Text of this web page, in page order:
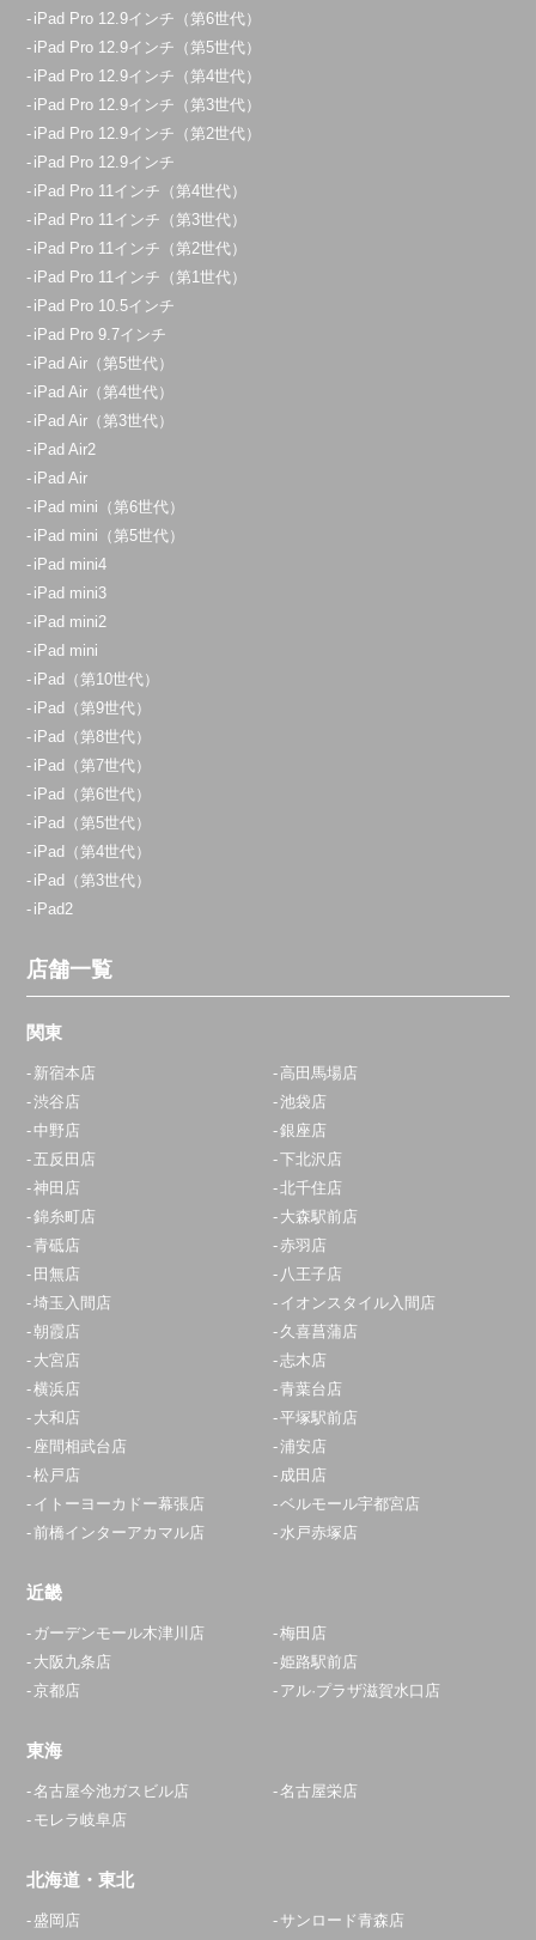
iPad Pro 12.9インチ（第6世代）
iPad Pro 12.9インチ（第5世代）
iPad Pro 12.9インチ（第4世代）
iPad Pro 12.9インチ（第3世代）
iPad Pro 12.9インチ（第2世代）
iPad Pro 12.9インチ
iPad Pro 11インチ（第4世代）
iPad Pro 11インチ（第3世代）
iPad Pro 11インチ（第2世代）
iPad Pro 11インチ（第1世代）
iPad Pro 10.5インチ
iPad Pro 9.7インチ
iPad Air（第5世代）
iPad Air（第4世代）
iPad Air（第3世代）
iPad Air2
iPad Air
iPad mini（第6世代）
iPad mini（第5世代）
iPad mini4
iPad mini3
iPad mini2
iPad mini
iPad（第10世代）
iPad（第9世代）
iPad（第8世代）
iPad（第7世代）
iPad（第6世代）
iPad（第5世代）
iPad（第4世代）
iPad（第3世代）
iPad2
店舗一覧
関東
新宿本店
高田馬場店
渋谷店
池袋店
中野店
銀座店
五反田店
下北沢店
神田店
北千住店
錦糸町店
大森駅前店
青砥店
赤羽店
田無店
八王子店
埼玉入間店
イオンスタイル入間店
朝霞店
久喜菖蒲店
大宮店
志木店
横浜店
青葉台店
大和店
平塚駅前店
座間相武台店
浦安店
松戸店
成田店
イトーヨーカドー幕張店
ベルモール宇都宮店
前橋インターアカマル店
水戸赤塚店
近畿
ガーデンモール木津川店
梅田店
大阪九条店
姫路駅前店
京都店
アル·プラザ滋賀水口店
東海
名古屋今池ガスビル店
名古屋栄店
モレラ岐阜店
北海道・東北
盛岡店 サンロード青森店